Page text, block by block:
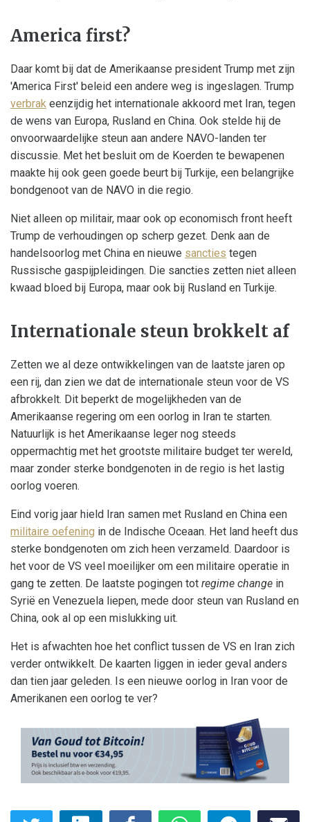
America first?
Daar komt bij dat de Amerikaanse president Trump met zijn
'America First' beleid een andere weg is ingeslagen. Trump
verbrak eenzijdig het internationale akkoord met Iran, tegen
de wens van Europa, Rusland en China. Ook stelde hij de
onvoorwaardelijke steun aan andere NAVO-landen ter
discussie. Met het besluit om de Koerden te bewapenen
maakte hij ook geen goede beurt bij Turkije, een belangrijke
bondgenoot van de NAVO in die regio.
Niet alleen op militair, maar ook op economisch front heeft
Trump de verhoudingen op scherp gezet. Denk aan de
handelsoorlog met China en nieuwe sancties tegen
Russische gaspijpleidingen. Die sancties zetten niet alleen
kwaad bloed bij Europa, maar ook bij Rusland en Turkije.
Internationale steun brokkelt af
Zetten we al deze ontwikkelingen van de laatste jaren op
een rij, dan zien we dat de internationale steun voor de VS
afbrokkelt. Dit beperkt de mogelijkheden van de
Amerikaanse regering om een oorlog in Iran te starten.
Natuurlijk is het Amerikaanse leger nog steeds
oppermachtig met het grootste militaire budget ter wereld,
maar zonder sterke bondgenoten in de regio is het lastig
oorlog voeren.
Eind vorig jaar hield Iran samen met Rusland en China een
militaire oefening in de Indische Oceaan. Het land heeft dus
sterke bondgenoten om zich heen verzameld. Daardoor is
het voor de VS veel moeilijker om een militaire operatie in
gang te zetten. De laatste pogingen tot regime change in
Syrië en Venezuela liepen, mede door steun van Rusland en
China, ook al op een mislukking uit.
Het is afwachten hoe het conflict tussen de VS en Iran zich
verder ontwikkelt. De kaarten liggen in ieder geval anders
dan tien jaar geleden. Is een nieuwe oorlog in Iran voor de
Amerikanen een oorlog te ver?